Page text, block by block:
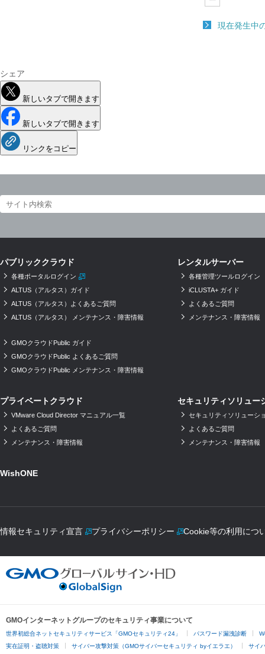
現在発生中
シェア
新しいタブで開きます
新しいタブで開きます
リンクをコピー
パブリッククラウド
各種ポータルログイン
ALTUS（アルタス）ガイド
ALTUS（アルタス）よくあるご質問
ALTUS（アルタス） メンテナンス・障害情報
GMOクラウドPublic ガイド
GMOクラウドPublic よくあるご質問
GMOクラウドPublic メンテナンス・障害情報
レンタルサーバー
各種管理ツールログイン
iCLUSTA+ ガイド
よくあるご質問
メンテナンス・障害情報
プライベートクラウド
VMware Cloud Director マニュアル一覧
よくあるご質問
メンテナンス・障害情報
セキュリティソリュー
セキュリティソリューシ
よくあるご質問
メンテナンス・障害情報
WishONE
情報セキュリティ宣言 プライバシーポリシー Cookie等の利用につ
GMOインターネットグループのセキュリティ事業について
世界初総合ネットセキュリティサービス「GMOセキュリティ24」 パスワード漏洩診断
実在証明・盗聴対策
サイバー攻撃対策（GMOサイバーセキュリティ byイエラエ） サイ